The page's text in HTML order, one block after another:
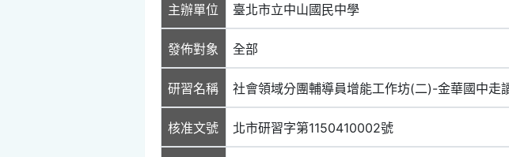
主辦單位 臺北市立中山國民中學
發佈對象 全部
研習名稱 社會領域分團輔導員增能工作坊(二)-金華國中走
核准文號 北市研習字第1150410002號